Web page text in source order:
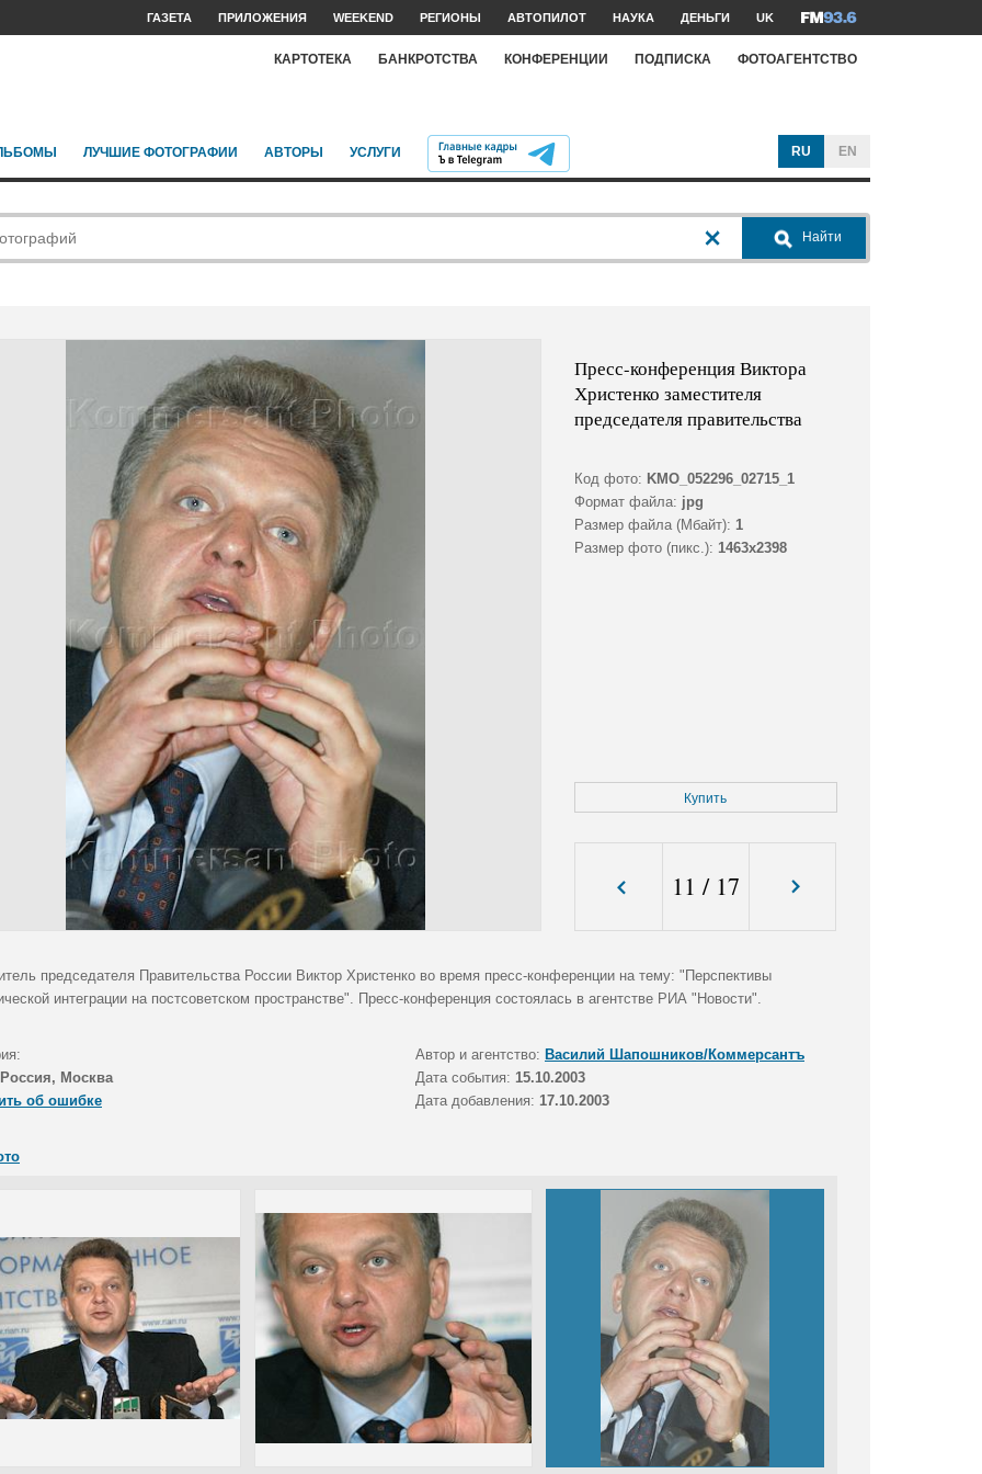
ГАЗЕТА ПРИЛОЖЕНИЯ WEEKEND РЕГИОНЫ АВТОПИЛОТ НАУКА ДЕНЬГИ UK
КАРТОТЕКА БАНКРОТСТВА КОНФЕРЕНЦИИ ПОДПИСКА ФОТОАГЕНТСТВО
ЛУЧШИЕ ФОТОГРАФИИ АВТОРЫ УСЛУГИ RU EN
Найти
Пресс-конференция Виктора
Христенко заместителя
председателя правительства
Код фото: KMO_052296_02715_1
Формат файла: jpg
Размер файла (Мбайт): 1
Размер фото (пикс.): 1463x2398
Купить
11 / 17
председателя Правительства России Виктор Христенко во время пресс-конференции на тему: "Перспективы
интеграции на постсоветском пространстве". Пресс-конференция состоялась в агентстве РИА "Новости".
Автор и агентство: Василий Шапошников/Коммерсантъ
Россия, Москва Дата события: 15.10.2003
об ошибке
Дата добавления: 17.10.2003